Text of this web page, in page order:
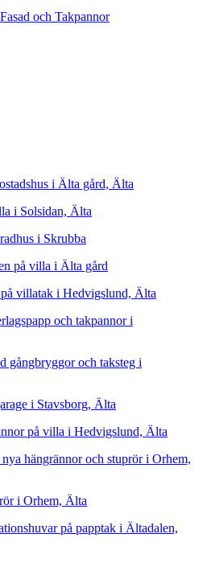
och Takpannor
i Älta gård, Älta
i Solsidan, Älta
i Skrubba
på villa i Älta gård
villatak i Hedvigslund, Älta
och takpannor i
gångbryggor och taksteg i
i Stavsborg, Älta
på villa i Hedvigslund, Älta
hängrännor och stuprör i Orhem,
i Orhem, Älta
på papptak i Ältadalen,